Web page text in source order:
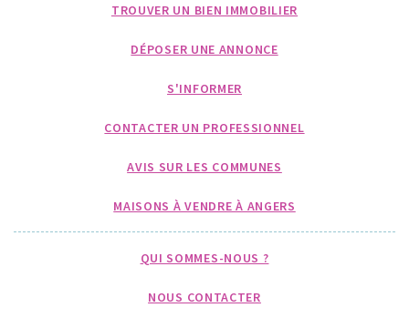
TROUVER UN BIEN IMMOBILIER
DÉPOSER UNE ANNONCE
S'INFORMER
CONTACTER UN PROFESSIONNEL
AVIS SUR LES COMMUNES
MAISONS À VENDRE À ANGERS
QUI SOMMES-NOUS ?
NOUS CONTACTER